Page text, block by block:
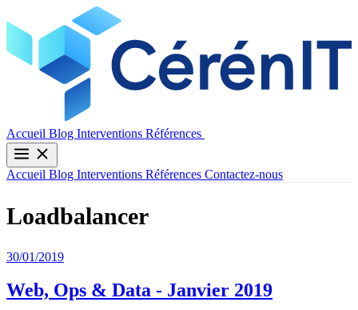
Accueil Blog Interventions Références
Accueil Blog Interventions Références Contactez-nous
Loadbalancer
30/01/2019
Web, Ops & Data - Janvier 2019